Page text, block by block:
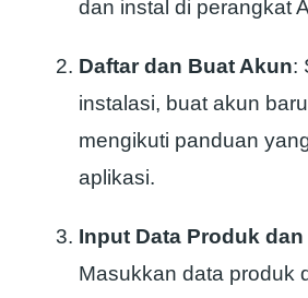
dan instal di perangkat
Daftar dan Buat Akun:
instalasi, buat akun
mengikuti panduan
aplikasi.
Input Data Produk
Masukkan data produk